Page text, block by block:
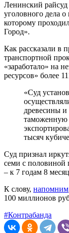
Ленинский райсуд
уголовного дела
которому
Город».
Как рассказали в
транспортной
«заработало» на
ресурсов» более
«Суд
древесины и
таможенную
тысяч
Суд признал
семи с половиной
– к 7 годам 8
К слову, напомним
100 миллионов
#Контрабанда